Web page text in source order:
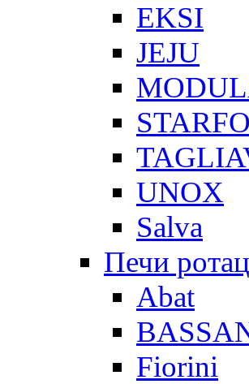
EKSI
JEJU
UNOX
Salva
Печи
Abat
Fiorini